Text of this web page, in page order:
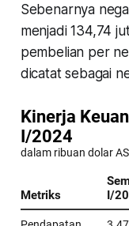
Sebenarnya
menjadi 134,74
pembelian per
dicatat sebagai